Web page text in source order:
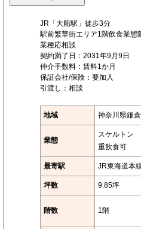
JR「大船駅」徒歩3分
駅前繁華街エリア1階飲食業態
業種応相談
契約満了日：2031年9月9日
仲介手数料：賃料1か月
保証会社/保険：要加入
引渡し：相談
地域 神奈川県鎌
業態
スケルトン
重飲食可
最寄駅 JR東海道本
坪数 9.85坪
階数 1階